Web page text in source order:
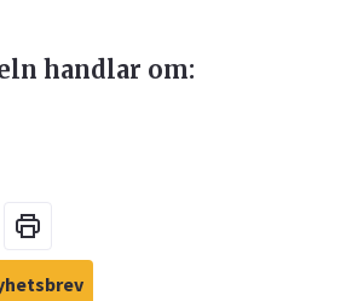
handlar om: